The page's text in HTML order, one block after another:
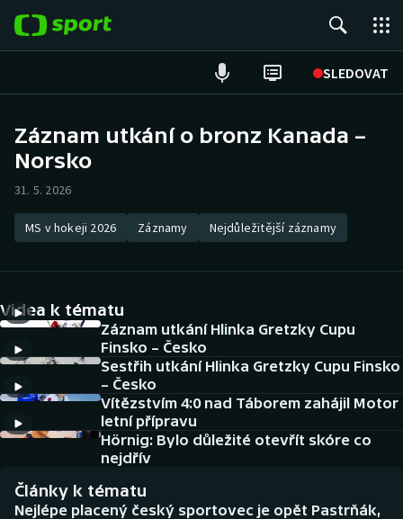
SLEDOVAT
Hokej
Atletika
DALŠÍ SPORTY
Americký fotbal
Baseball a softbal
Biatlon
NEPŘEHLÉDNĚTE
Historické návraty
Aplikace ČT sport
Záznam utkání o bronz Kanada –
Norsko
31. 5. 2026
MS v hokeji 2026 Záznamy Nejdůležitější záznamy
Videa k tématu
Záznam utkání Hlinka Gretzky Cupu
Finsko – Česko
Sestřih utkání Hlinka Gretzky Cupu Finsko
– Česko
Vítězstvím 4:0 nad Táborem zahájil Motor
letní přípravu
Hörnig: Bylo důležité otevřít skóre co
nejdřív
Články k tématu
Nejlépe placený český sportovec je opět Pastrňák,